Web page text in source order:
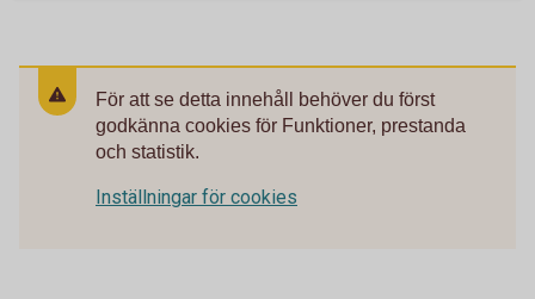
För att se detta innehåll behöver du först
godkänna cookies för Funktioner, prestanda
och statistik.
Inställningar för cookies